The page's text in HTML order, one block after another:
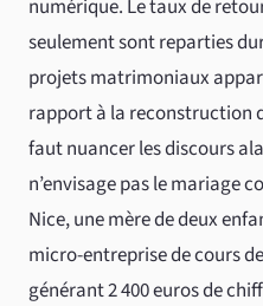
numérique. Le taux de
seulement sont reparties
projets matrimoniaux
rapport à la reconstruction
faut nuancer les discours
n’envisage pas le mariage
Nice, une mère de deux
micro-entreprise de cours
générant 2 400 euros de